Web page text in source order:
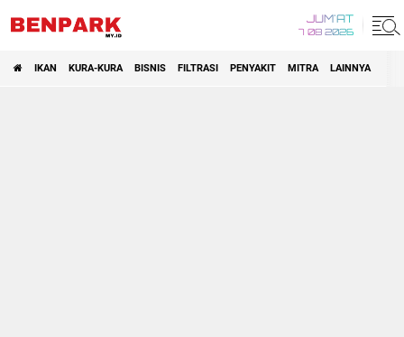
JUM'AT
7 08 2026
IKAN KURA-KURA BISNIS FILTRASI PENYAKIT MITRA LAINNYA